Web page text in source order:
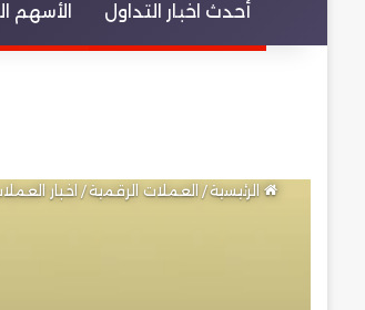
عنصر القائمة
أحدث اخبار التداول الأسهم
الرئيسية/ العملات الرقمية/ اخبار